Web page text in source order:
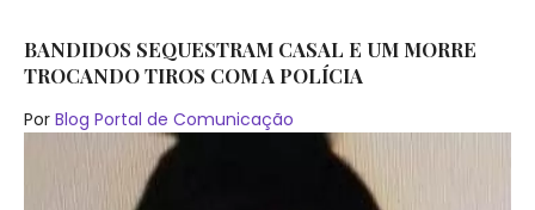
BANDIDOS SEQUESTRAM CASAL E UM MORRE
TROCANDO TIROS COM A POLÍCIA
Por Blog Portal de Comunicação